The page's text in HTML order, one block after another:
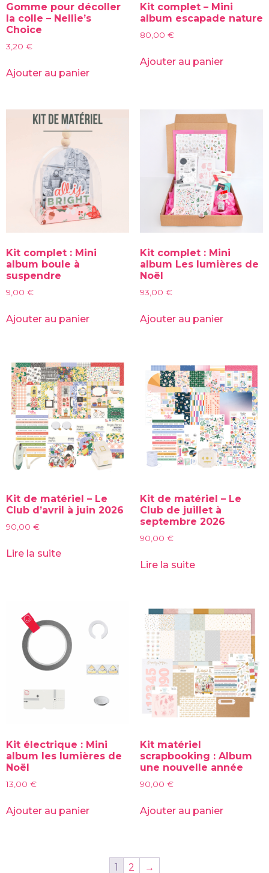
Gomme pour décoller
la colle – Nellie’s
Choice
3,20 €
Ajouter au panier
Kit complet – Mini
album escapade nature
80,00 €
Ajouter au panier
Kit complet : Mini
album boule à
suspendre
9,00 €
Ajouter au panier
Kit complet : Mini
album Les lumières de
Noël
93,00 €
Ajouter au panier
Kit de matériel – Le
Club d’avril à juin 2026
90,00 €
Lire la suite
Kit de matériel – Le
Club de juillet à
septembre 2026
90,00 €
Lire la suite
Kit électrique : Mini
album les lumières de
Noël
13,00 €
Ajouter au panier
Kit matériel
scrapbooking : Album
une nouvelle année
90,00 €
Ajouter au panier
1 2 →